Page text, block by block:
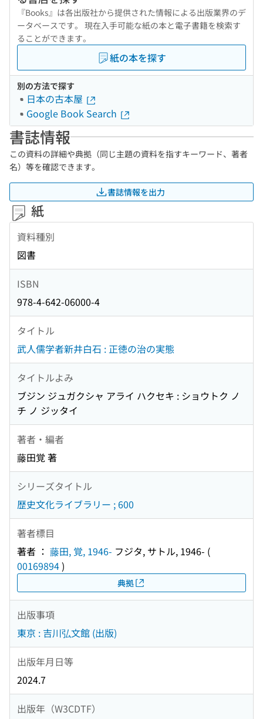
『Books』は各出版社から提供された情報による出版業界のデ
ータベースです。 現在入手可能な紙の本と電子書籍を検索す
ることができます。
紙の本を探す
別の方法で探す
日本の古本屋
Google Book Search
書誌情報
この資料の詳細や典拠（同じ主題の資料を指すキーワード、著者
名）等を確認できます。
書誌情報を出力
紙
資料種別
図書
ISBN
978-4-642-06000-4
タイトル
武人儒学者新井白石 : 正徳の治の実態
タイトルよみ
ブジン ジュガクシャ アライ ハクセキ : ショウトク ノ
チ ノ ジッタイ
著者・編者
藤田覚 著
シリーズタイトル
歴史文化ライブラリー ; 600
著者標目
著者 ： 藤田, 覚, 1946- フジタ, サトル, 1946- (
00169894)
典拠
出版事項
東京 : 吉川弘文館 (出版)
出版年月日等
2024.7
出版年（W3CDTF）